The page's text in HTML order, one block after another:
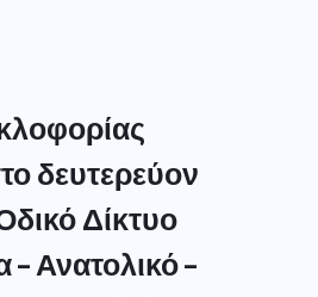
δευτερεύον
Δίκτυο
– Ανατολικό –